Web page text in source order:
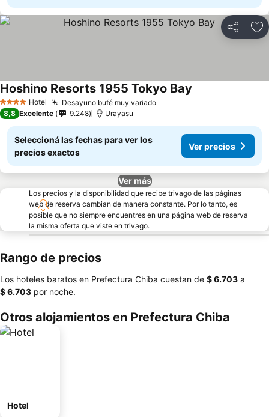
Compartir
4 EstrellasHotel Desayuno bufé muy variado
Hoshino Resorts 1955 Tokyo Bay
8,8 Excelente 9.248 Urayasu
Seleccioná las fechas para ver los
precios exactos
Ver precios
Ver más
Los precios y la disponibilidad que recibe trivago de las páginas
web de reserva cambian de manera constante. Por lo tanto, es
posible que no siempre encuentres en una página web de reserva
la misma oferta que viste en trivago.
Rango de precios
Los hoteles baratos en Prefectura Chiba cuestan de ‎$ 6.703 a
‎$ 6.703 por noche.
Otros alojamientos en Prefectura Chiba
Hotel